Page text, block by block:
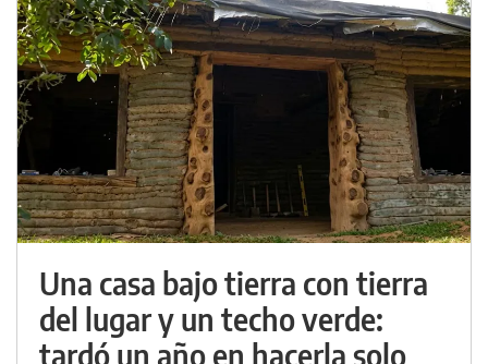
Una casa bajo tierra con tierra
del lugar y un techo verde:
tardó un año en hacerla solo